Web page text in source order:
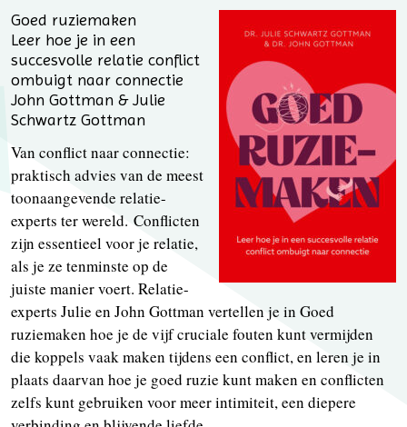
Goed ruziemaken
Leer hoe je in een
succesvolle relatie conflict
ombuigt naar connectie
John Gottman & Julie
Schwartz Gottman
Van conflict naar connectie:
praktisch advies van de meest
toonaangevende relatie-
experts ter wereld. Conflicten
zijn essentieel voor je relatie,
als je ze tenminste op de
juiste manier voert. Relatie-
experts Julie en John Gottman vertellen je in Goed
ruziemaken hoe je de vijf cruciale fouten kunt vermijden
die koppels vaak maken tijdens een conflict, en leren je in
plaats daarvan hoe je goed ruzie kunt maken en conflicten
zelfs kunt gebruiken voor meer intimiteit, een diepere